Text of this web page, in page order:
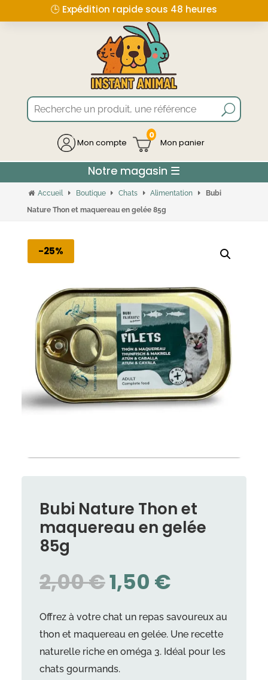
🕒 Expédition rapide sous 48 heures
Mon compte
0
Accueil Boutique Chats Alimentation
Bubi
Nature Thon et maquereau en gelée 85g
-25%
Bubi Nature Thon et
maquereau en gelée
85g
2,00€LE
PRIX
INITIAL
ÉTAIT :
2,00 €.
1,50 €LE
ACTUEL
EST :
1,50 €.
Offrez à votre chat un repas savoureux au
thon et maquereau en gelée. Une recette
naturelle riche en oméga 3. Idéal pour les
chats gourmands.